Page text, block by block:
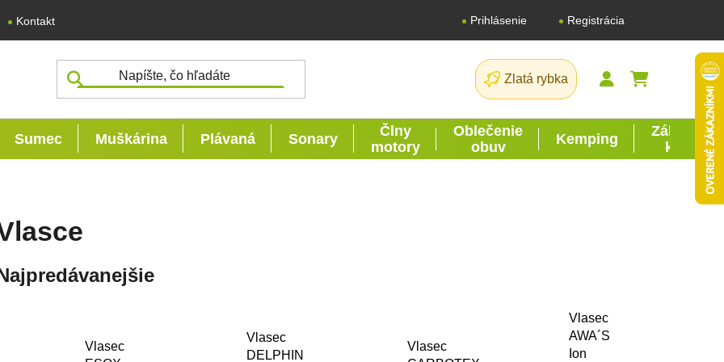
Kontakt Prihlásenie Registrácia
Zlatá rybka
NÁKUPNÝ
Sumec Muškárina Plávaná Sonary
Člny
motory
Oblečenie
obuv
Kemping
Záhrada
kutil
Vlasec
Vlasec
DELPHIN
Vlasec
Vlasec
AWA´S
Ion